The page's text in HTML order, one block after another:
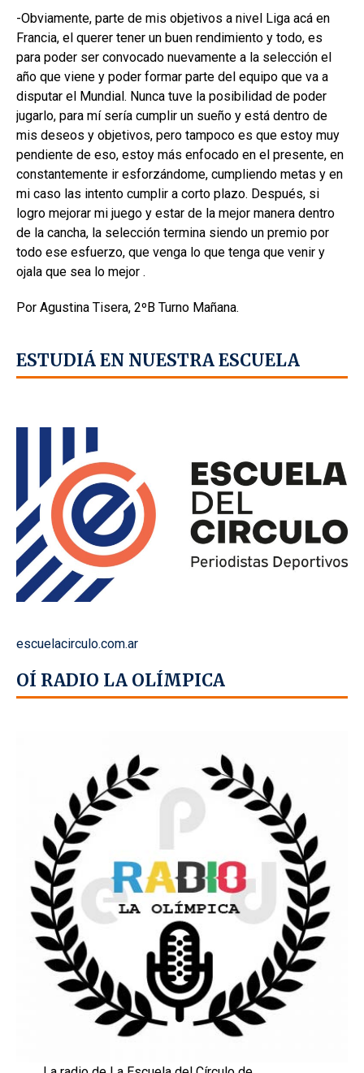
-Obviamente, parte de mis objetivos a nivel Liga acá en
Francia, el querer tener un buen rendimiento y todo, es
para poder ser convocado nuevamente a la selección el
año que viene y poder formar parte del equipo que va a
disputar el Mundial. Nunca tuve la posibilidad de poder
jugarlo, para mí sería cumplir un sueño y está dentro de
mis deseos y objetivos, pero tampoco es que estoy muy
pendiente de eso, estoy más enfocado en el presente, en
constantemente ir esforzándome, cumpliendo metas y en
mi caso las intento cumplir a corto plazo. Después, si
logro mejorar mi juego y estar de la mejor manera dentro
de la cancha, la selección termina siendo un premio por
todo ese esfuerzo, que venga lo que tenga que venir y
ojala que sea lo mejor .
Por Agustina Tisera, 2ºB Turno Mañana.
ESTUDIÁ EN NUESTRA ESCUELA
escuelacirculo.com.ar
OÍ RADIO LA OLÍMPICA